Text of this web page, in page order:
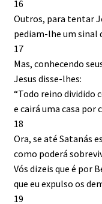
16
Outros, para tentar
pediam-lhe um sinal
17
Mas, conhecendo
Jesus disse-lhes:
“Todo reino dividido
e cairá uma casa por
18
Ora, se até Satanás
como poderá
Vós dizeis que é por
que eu expulso os
19